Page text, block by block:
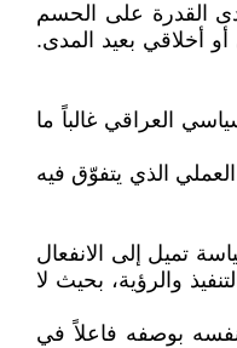
القدرة على الحسم
أخلاقي بعيد المدى.
العراقي غالباً ما
الذي يتفوّق فيه
تميل إلى الانفعال
والرؤية، بحيث لا
نفسه بوصفه فاعلاً في